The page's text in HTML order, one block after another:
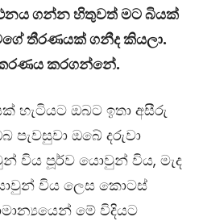
ගන්න හිතුවත් මට බියක්
තීරණයක් ගනීද කියලා.
කරගන්නේ.
හැටියට ඔබට ඉතා අසීරු
පැවසුවා ඔබේ දරුවා
විය පූර්ව යොවුන් විය, මැද
විය ලෙස කොටස්
මේ විදියට